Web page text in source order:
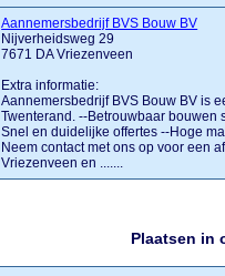
Aannemersbedrijf BVS Bouw BV
Nijverheidsweg 29
7671 DA Vriezenveen
Extra informatie:
Aannemersbedrijf BVS Bouw BV is
Twenterand. --Betrouwbaar
Snel en duidelijke offertes --Hoge
Neem contact met ons op voor een
Vriezenveen en .......
Plaatsen in